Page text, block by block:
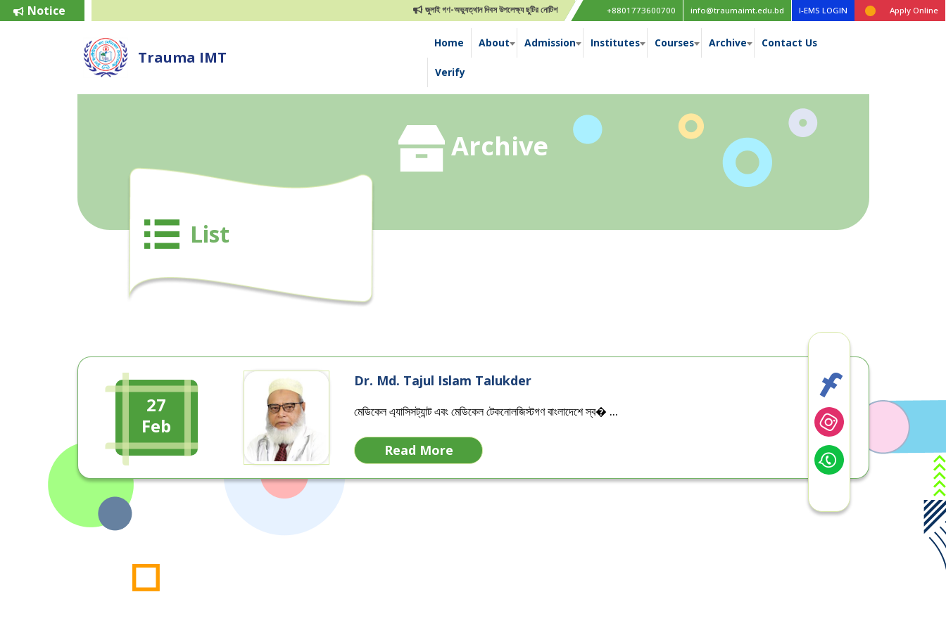
Notice জুলাই গণ-অভ্যুত্থান দিবস উপলেক্ষ্য ছুটির নোটিশ জানুয়ারী-২০২৪ইং এর ফলাফল প্রকাশ Class Routine, Session: 2022-2023
+8801773600700 info@traumaimt.edu.bd I-EMS LOGIN Apply Online
Trauma IMT
Home About Admission Institutes Courses Archive Contact Us
Verify
Archive
List
27
Feb
Dr. Md. Tajul Islam Talukder
মেডিকেল এ্যাসিসট্যান্ট এবং মেডিকেল টেকনোলজিস্টগণ বাংলাদেশে স্ব� ...
Read More